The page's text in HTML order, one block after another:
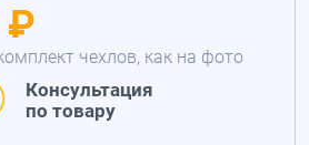
₽
чехлов, как на фото
Консультация
по товару